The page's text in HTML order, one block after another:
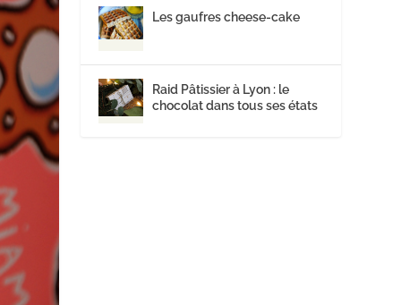
Les gaufres cheese-cake
Raid Pâtissier à Lyon : le
chocolat dans tous ses états